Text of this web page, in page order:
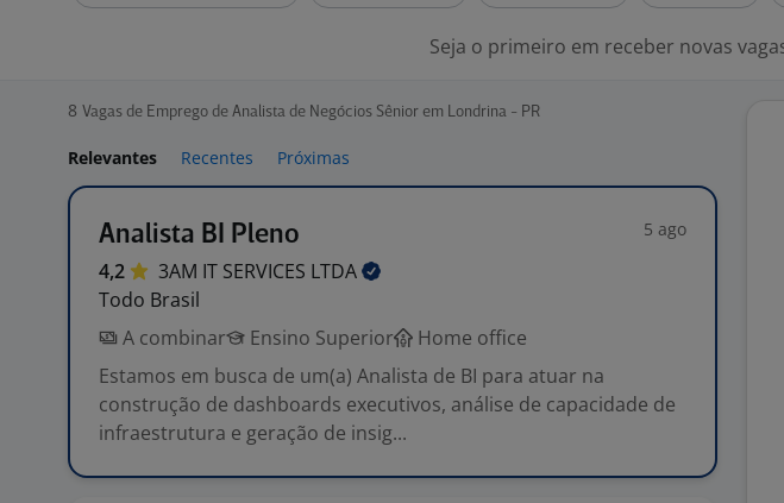
Seja o primeiro em receber novas
8 Vagas de Emprego de Analista de Negócios Sênior em Londrina - PR
Relevantes Recentes Próximas
Analista BI Pleno 5 ago
4,2 3AM IT SERVICES LTDA
Todo Brasil
A combinar
Ensino Superior
Home office
Estamos em busca de um(a) Analista de BI para atuar na
construção de dashboards executivos, análise de capacidade de
infraestrutura e geração de insig...